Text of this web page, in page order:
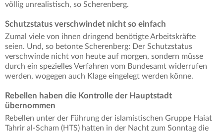
völlig unrealistisch, so Scherenberg.
Schutzstatus verschwindet nicht so einfach
Zumal viele von ihnen dringend benötigte Arbeitskräfte
seien. Und, so betonte Scherenberg: Der Schutzstatus
verschwinde nicht von heute auf morgen, sondern müsse
durch ein spezielles Verfahren vom Bundesamt widerrufen
werden, wogegen auch Klage eingelegt werden könne.
Rebellen haben die Kontrolle der Hauptstadt
übernommen
Rebellen unter der Führung der islamistischen Gruppe Haiat
Tahrir al-Scham (HTS) hatten in der Nacht zum Sonntag die